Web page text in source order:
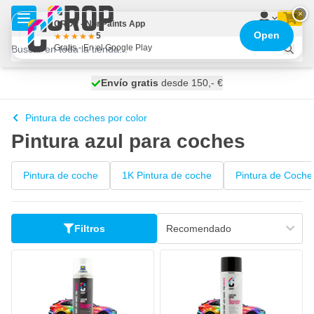
Ir al contenido
se envía hoy
Envío gratis desde 150,- €
100 días
Pintura de coches por color
Pintura azul para coches
Pintura de coche 1K Pintura de coche Pintura de
Filtros
×
CROP - NonPaints App
5
Gratis - En el Google Play
Open